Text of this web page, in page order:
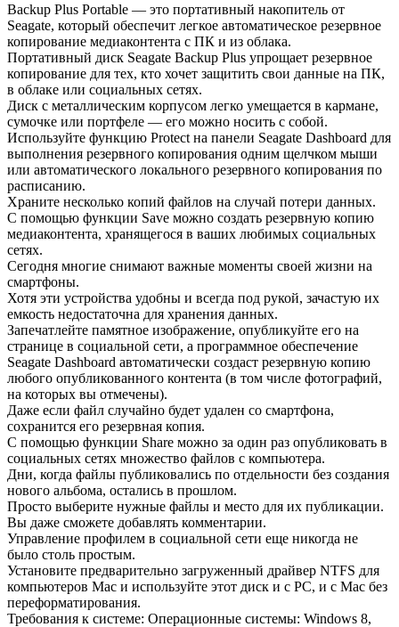
Backup Plus Portable — это портативный накопитель от
Seagate, который обеспечит легкое автоматическое резервное
копирование медиаконтента с ПК и из облака.
Портативный диск Seagate Backup Plus упрощает резервное
копирование для тех, кто хочет защитить свои данные на ПК,
в облаке или социальных сетях.
Диск с металлическим корпусом легко умещается в кармане,
сумочке или портфеле — его можно носить с собой.
Используйте функцию Protect на панели Seagate Dashboard для
выполнения резервного копирования одним щелчком мыши
или автоматического локального резервного копирования по
расписанию.
Храните несколько копий файлов на случай потери данных.
С помощью функции Save можно создать резервную копию
медиаконтента, хранящегося в ваших любимых социальных
сетях.
Сегодня многие снимают важные моменты своей жизни на
смартфоны.
Хотя эти устройства удобны и всегда под рукой, зачастую их
емкость недостаточна для хранения данных.
Запечатлейте памятное изображение, опубликуйте его на
странице в социальной сети, а программное обеспечение
Seagate Dashboard автоматически создаст резервную копию
любого опубликованного контента (в том числе фотографий,
на которых вы отмечены).
Даже если файл случайно будет удален со смартфона,
сохранится его резервная копия.
С помощью функции Share можно за один раз опубликовать в
социальных сетях множество файлов с компьютера.
Дни, когда файлы публиковались по отдельности без создания
нового альбома, остались в прошлом.
Просто выберите нужные файлы и место для их публикации.
Вы даже сможете добавлять комментарии.
Управление профилем в социальной сети еще никогда не
было столь простым.
Установите предварительно загруженный драйвер NTFS для
компьютеров Mac и используйте этот диск и с PC, и с Mac без
переформатирования.
Требования к системе: Операционные системы: Windows 8,